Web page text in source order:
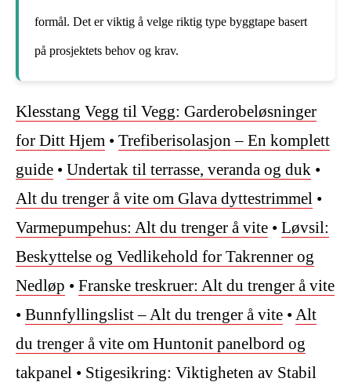
formål. Det er viktig å velge riktig type byggtape basert
på prosjektets behov og krav.
Klesstang Vegg til Vegg: Garderobeløsninger
for Ditt Hjem • Trefiberisolasjon – En komplett
guide • Undertak til terrasse, veranda og duk •
Alt du trenger å vite om Glava dyttestrimmel •
Varmepumpehus: Alt du trenger å vite • Løvsil:
Beskyttelse og Vedlikehold for Takrenner og
Nedløp • Franske treskruer: Alt du trenger å vite
• Bunnfyllingslist – Alt du trenger å vite •Alt
du trenger å vite om Huntonit panelbord og
takpanel • Stigesikring: Viktigheten av Stabil